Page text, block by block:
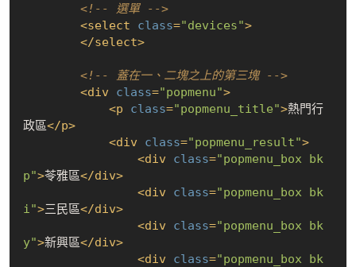
<!-- 選單 -->
<select class="devices">
</select>
<!-- 蓋在一、二塊之上的第三塊 -->
<div class="popmenu">
<p class="popmenu_title">熱門行
政區</p>
<div class="popmenu_result">
<div class="popmenu_box bk
p">苓雅區</div>
<div class="popmenu_box bk
i">三民區</div>
<div class="popmenu_box bk
y">新興區</div>
<div class="popmenu_box bk